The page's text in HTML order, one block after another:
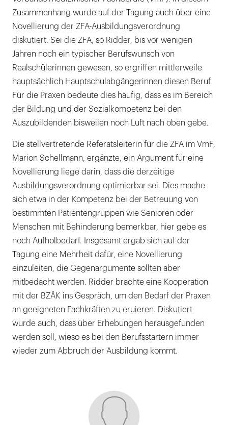
Zusammenhang wurde auf der Tagung auch über eine
Novellierung der ZFA-Ausbildungsverordnung
diskutiert. Sei die ZFA, so Ridder, bis vor wenigen
Jahren noch ein typischer Berufswunsch von
Realschülerinnen gewesen, so ergriffen mittlerweile
hauptsächlich Hauptschulabgängerinnen diesen Beruf.
Für die Praxen bedeute dies häufig, dass es im Bereich
der Bildung und der Sozialkompetenz bei den
Auszubildenden bisweilen noch Luft nach oben gebe.
Die stellvertretende Referatsleiterin für die ZFA im VmF,
Marion Schellmann, ergänzte, ein Argument für eine
Novellierung liege darin, dass die derzeitige
Ausbildungsverordnung optimierbar sei. Dies mache
sich etwa in der Kompetenz bei der Betreuung von
bestimmten Patientengruppen wie Senioren oder
Menschen mit Behinderung bemerkbar, hier gebe es
noch Aufholbedarf. Insgesamt ergab sich auf der
Tagung eine Mehrheit dafür, eine Novellierung
einzuleiten, die Gegenargumente sollten aber
mitbedacht werden. Ridder brachte eine Kooperation
mit der BZÄK ins Gespräch, um den Bedarf der Praxen
an geeigneten Fachkräften zu eruieren. Diskutiert
wurde auch, dass über Erhebungen herausgefunden
werden soll, wieso es bei den Berufsstartern immer
wieder zum Abbruch der Ausbildung kommt.